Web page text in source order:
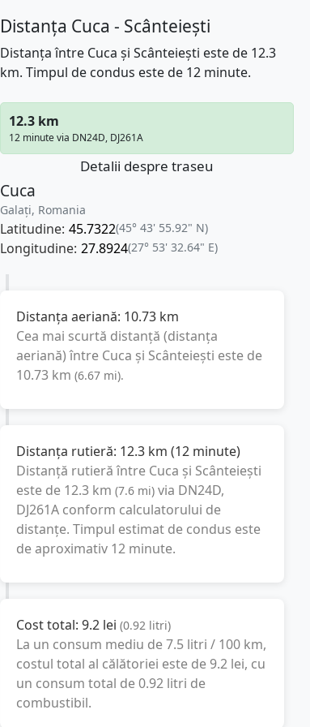
Distanța Cuca - Scânteiești
Distanța între Cuca și Scânteiești este de 12.3
km. Timpul de condus este de 12 minute.
12.3 km
12 minute via DN24D, DJ261A
Detalii despre traseu
Cuca
Galați, Romania
Latitudine: 45.7322(45° 43' 55.92" N)
Longitudine: 27.8924(27° 53' 32.64" E)
Distanța aeriană: 10.73 km
Cea mai scurtă distanță (distanța
aeriană) între Cuca și Scânteiești este de
10.73 km (6.67 mi).
Distanța rutieră: 12.3 km (12 minute)
Distanță rutieră între Cuca și Scânteiești
este de 12.3 km (7.6 mi) via DN24D,
DJ261Aconform calculatorului de
distanțe. Timpul estimat de condus este
de aproximativ 12 minute.
Cost total: 9.2 lei (0.92 litri)
La un consum mediu de7.5 litri / 100 km,
costul total al călătoriei este de 9.2 lei, cu
un consum total de0.92 litri de
combustibil.